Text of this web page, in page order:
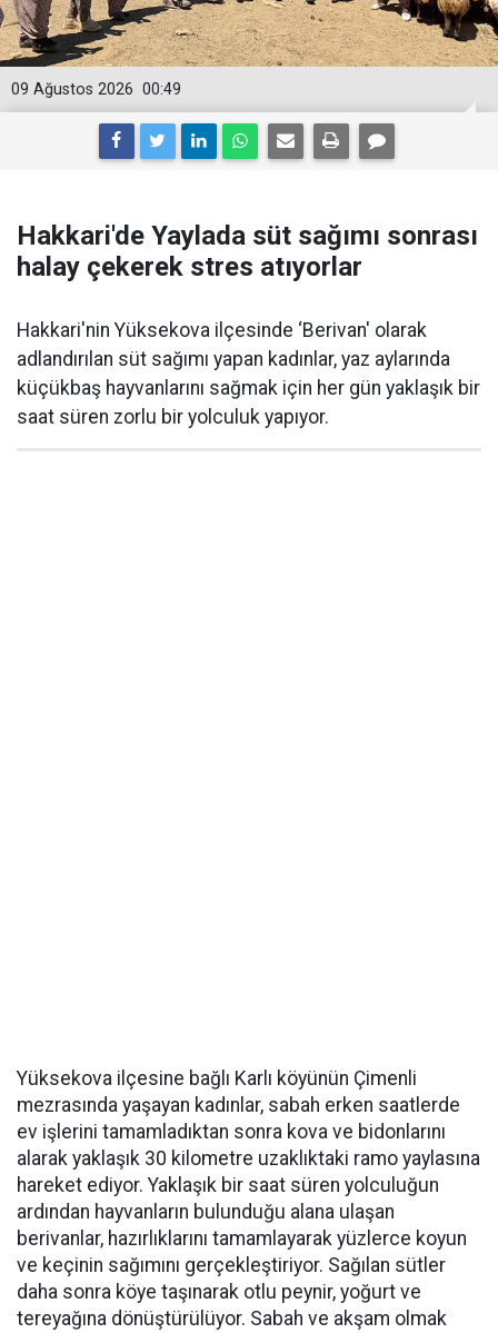
00:49
09 Ağustos 2026
Hakkari'de Yaylada süt sağımı sonrası
halay çekerek stres atıyorlar
Hakkari'nin Yüksekova ilçesinde ‘Berivan' olarak
adlandırılan süt sağımı yapan kadınlar, yaz aylarında
küçükbaş hayvanlarını sağmak için her gün yaklaşık bir
saat süren zorlu bir yolculuk yapıyor.
Yüksekova ilçesine bağlı Karlı köyünün Çimenli
mezrasında yaşayan kadınlar, sabah erken saatlerde
ev işlerini tamamladıktan sonra kova ve bidonlarını
alarak yaklaşık 30 kilometre uzaklıktaki ramo yaylasına
hareket ediyor. Yaklaşık bir saat süren yolculuğun
ardından hayvanların bulunduğu alana ulaşan
berivanlar, hazırlıklarını tamamlayarak yüzlerce koyun
ve keçinin sağımını gerçekleştiriyor. Sağılan sütler
daha sonra köye taşınarak otlu peynir, yoğurt ve
tereyağına dönüştürülüyor. Sabah ve akşam olmak